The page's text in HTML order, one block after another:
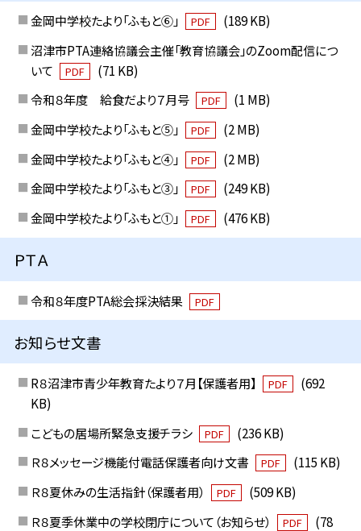
金岡中学校たより「ふもと⑥」 PDF
(189 KB)
沼津市PTA連絡協議会主催「教育協議会」のZoom配信につ
いて
PDF
(71 KB)
令和８年度 給食だより７月号
PDF
(1 MB)
金岡中学校たより「ふもと⑤」
PDF
(2 MB)
金岡中学校たより「ふもと④」
PDF
(2 MB)
金岡中学校たより「ふもと③」
PDF
(249 KB)
金岡中学校たより「ふもと①」
PDF (476 KB)
ＰＴＡ
令和８年度PTA総会採決結果 PDF
お知らせ文書
R８沼津市青少年教育たより７月【保護者用】 PDF
(692
KB)
こどもの居場所緊急支援チラシ
PDF
(236 KB)
Ｒ８メッセージ機能付電話保護者向け文書
PDF
(115 KB)
Ｒ８夏休みの生活指針（保護者用）
PDF
(509 KB)
Ｒ８夏季休業中の学校閉庁について（お知らせ）
PDF
(78